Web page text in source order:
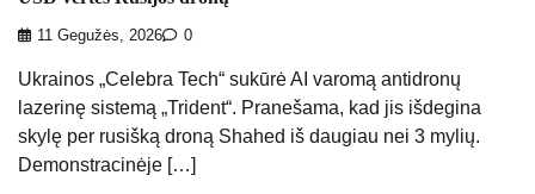
11 Gegužės, 2026 0
Ukrainos „Celebra Tech“ sukūrė AI varomą antidronų
lazerinę sistemą „Trident“. Pranešama, kad jis išdegina
skylę per rusišką droną Shahed iš daugiau nei 3 mylių.
Demonstracinėje […]